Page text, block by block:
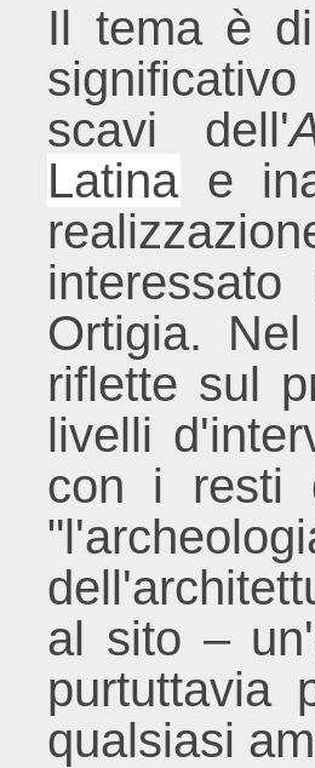
Il tema è
scavi dell'
Latina e
Ortigia.
riflette sul
livelli
con i resti
al sito –
purtuttavia
qualsiasi